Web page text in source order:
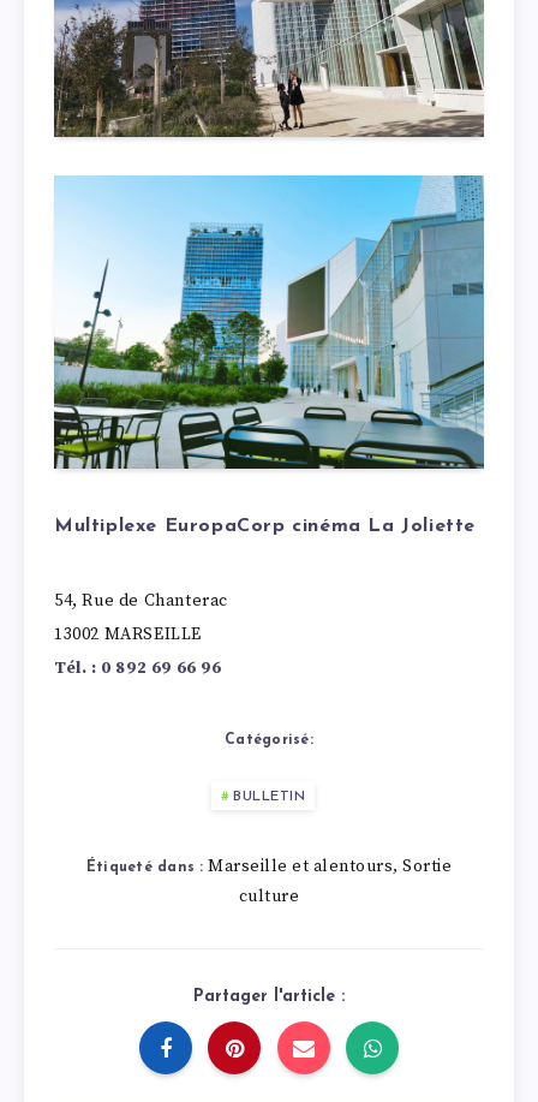
Multiplexe EuropaCorp cinéma La Joliette
54, Rue de Chanterac
13002 MARSEILLE
Tél. : 0 892 69 66 96
Catégorisé:
BULLETIN
Étiqueté dans : Marseille et alentours,Sortie
culture
Partager l'article :